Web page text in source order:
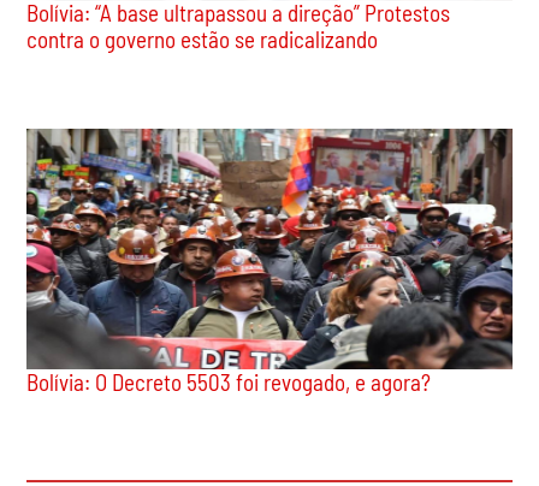
Bolívia: “A base ultrapassou a direção” Protestos
contra o governo estão se radicalizando